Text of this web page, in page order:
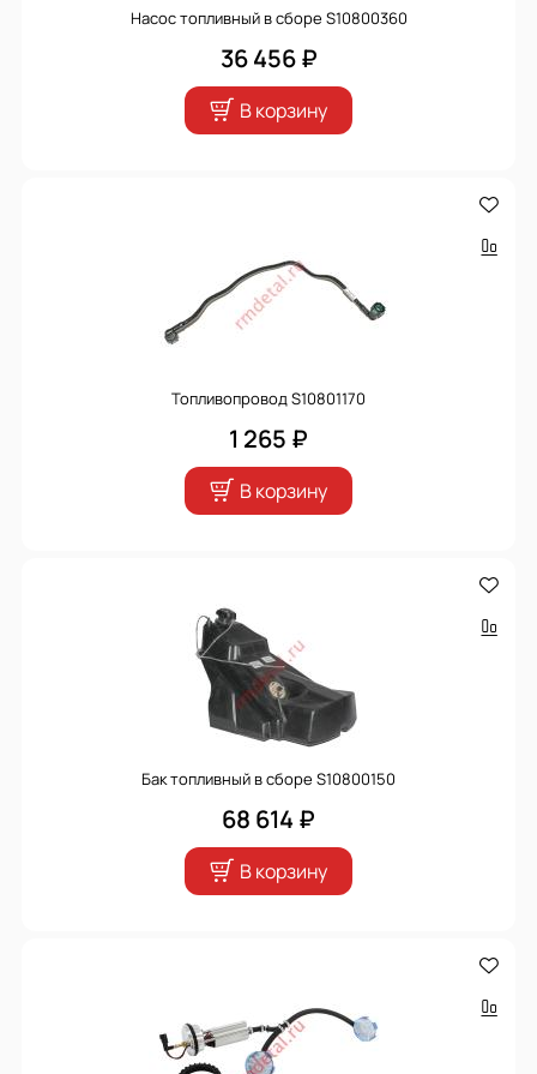
Насос топливный в сборе S10800360
36 456 ₽
В корзину
Топливопровод S10801170
1 265 ₽
В корзину
Бак топливный в сборе S10800150
68 614 ₽
В корзину